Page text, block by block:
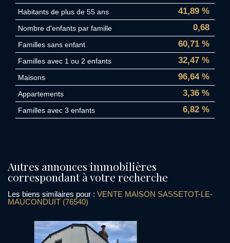
Habitants de plus de 55 ans 41,89 %
Nombre d'enfants par famille 0,68
Familles sans enfant 60,71 %
Familles avec 1 ou 2 enfants 32,47 %
Maisons 96,64 %
Appartements 3,36 %
Familles avec 3 enfants 6,82 %
autres annonces immobilières
correspondant à votre recherche
Les biens similaires pour : VENTE MAISON SASSETOT-LE-
MAUCONDUIT (76540)